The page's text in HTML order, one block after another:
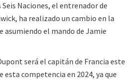
Seis Naciones, el entrenador de
ha realizado un cambio en la
asumiendo el mando de Jamie
será el capitán de Francia este
esta competencia en 2024, ya que